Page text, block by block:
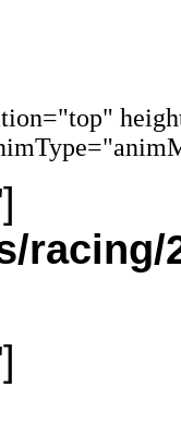
racing/